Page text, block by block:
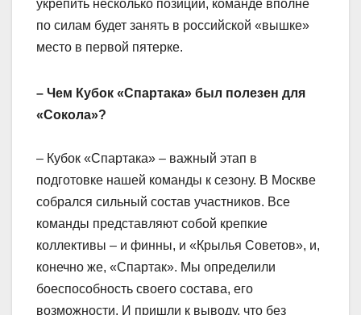
укрепить несколько позиций, команде вполне
по силам будет занять в российской «вышке»
место в первой пятерке.
– Чем Кубок «Спартака» был полезен для
«Сокола»?
– Кубок «Спартака» – важный этап в
подготовке нашей команды к сезону. В Москве
собрался сильный состав участников. Все
команды представляют собой крепкие
коллективы – и финны, и «Крылья Советов», и,
конечно же, «Спартак». Мы определили
боеспособность своего состава, его
возможности. И пришли к выводу, что без